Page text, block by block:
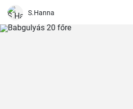
S.Hanna